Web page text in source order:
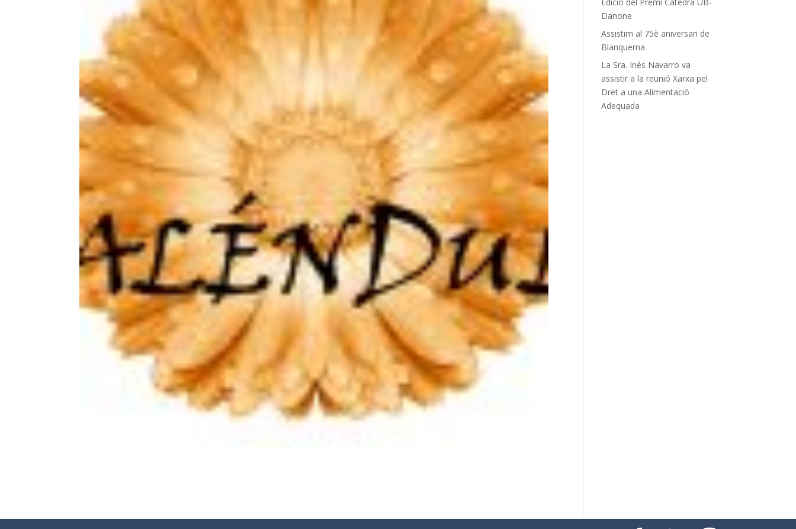
Danone
Assistim al 75è aniversari de
Blanquerna
La Sra. Inés Navarro va
assistir a la reunió Xarxa pel
Dret a una Alimentació
Adequada